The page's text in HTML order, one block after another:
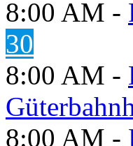
8:00 AM -
30
8:00 AM -
8:00 AM -